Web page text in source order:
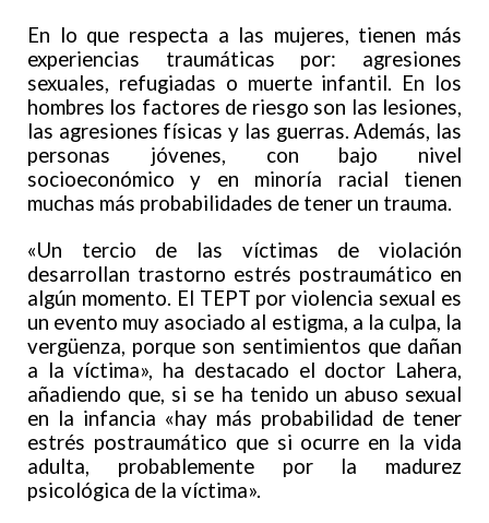
En lo que respecta a las mujeres, tienen más
experiencias traumáticas por: agresiones
sexuales, refugiadas o muerte infantil. En los
hombres los factores de riesgo son las lesiones,
las agresiones físicas y las guerras. Además, las
personas jóvenes, con bajo nivel
socioeconómico y en minoría racial tienen
muchas más probabilidades de tener un trauma.
«Un tercio de las víctimas de violación
desarrollan trastorno estrés postraumático en
algún momento. El TEPT por violencia sexual es
un evento muy asociado al estigma, a la culpa, la
vergüenza, porque son sentimientos que dañan
a la víctima», ha destacado el doctor Lahera,
añadiendo que, si se ha tenido un abuso sexual
en la infancia «hay más probabilidad de tener
estrés postraumático que si ocurre en la vida
adulta, probablemente por la madurez
psicológica de la víctima».